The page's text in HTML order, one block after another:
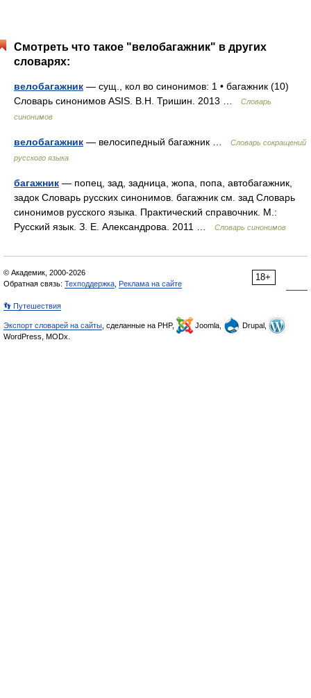
Смотреть что такое "велобагажник" в других
словарях:
велобагажник — сущ., кол во синонимов: 1 • багажник (10)
Словарь синонимов ASIS. В.Н. Тришин. 2013 …
Словарь
синонимов
велобагажник — велосипедный багажник …
Словарь сокращений
русского языка
багажник — попец, зад, задница, жопа, попа, автобагажник,
задок Словарь русских синонимов. багажник см. зад Словарь
синонимов русского языка. Практический справочник. М.:
Русский язык. З. Е. Александрова. 2011 …
Словарь синонимов
18+
© Академик, 2000-2026
Обратная связь: Техподдержка Реклама на сайте
👣 Путешествия
Экспорт словарей на сайты , сделанные на PHP, Joomla,
Drupal,
WordPress, MODx.